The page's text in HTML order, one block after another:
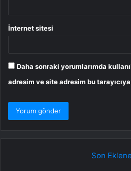
İnternet sitesi
Daha sonraki yorumlarımda
adresim ve site adresim bu
Son